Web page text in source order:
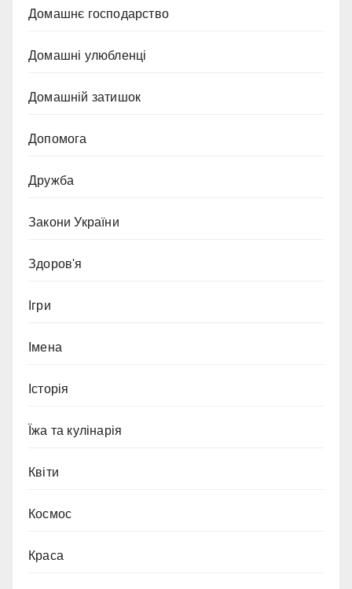
Домашнє господарство
Домашні улюбленці
Домашній затишок
Допомога
Дружба
Закони України
Здоров'я
Ігри
Імена
Історія
Їжа та кулінарія
Квіти
Космос
Краса